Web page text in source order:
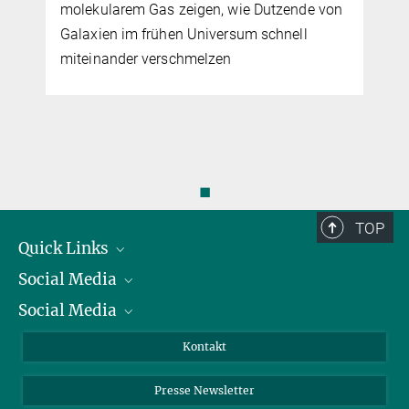
molekularem Gas zeigen, wie Dutzende von
Galaxien im frühen Universum schnell
miteinander verschmelzen
◼
TOP
Quick Links
Präsident
Zahlen und Fakten
Meldestelle Fehlverhalten
Social Media
Bluesky
TikTok
Social Media
Instagram
YouTube
Kontakt
Presse Newsletter